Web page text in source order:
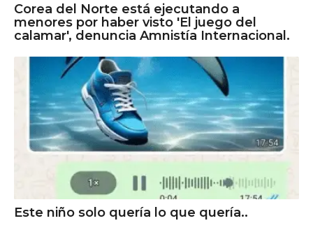
Corea del Norte está ejecutando a
menores por haber visto 'El juego del
calamar', denuncia Amnistía Internacional.
Este niño solo quería lo que quería..